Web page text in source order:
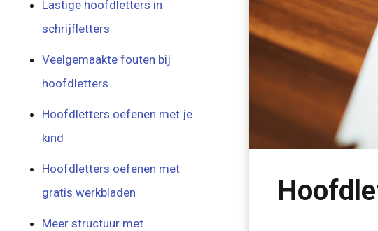
Lastige hoofdletters in
schrijfletters
Veelgemaakte fouten bij
hoofdletters
Hoofdletters oefenen met je
kind
Hoofdletters oefenen met
gratis werkbladen
Meer structuur met